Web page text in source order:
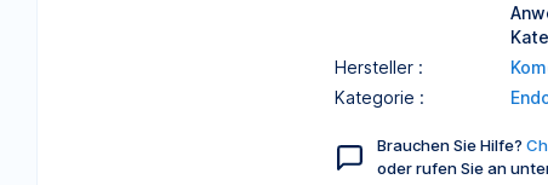
Hersteller :
Kategorie :
Brauchen Sie Hilfe?
oder rufen Sie an